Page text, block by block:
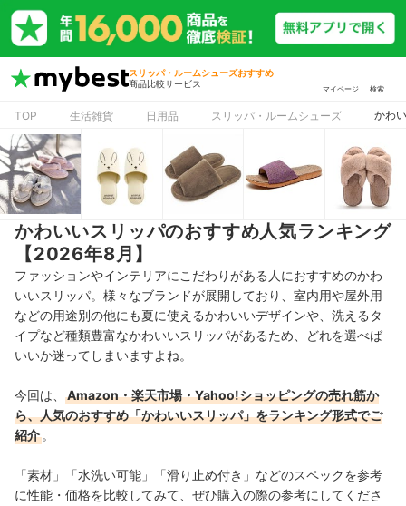
スリッパ・ルームシューズおすすめ
商品比較サービス
マイページ 検索
TOP 生活雑貨 日用品 スリッパ・ルームシューズ かわ
かわいいスリッパのおすすめ人気ランキング
【2026年8月】
ファッションやインテリアにこだわりがある人におすすめのかわ
いいスリッパ。様々なブランドが展開しており、室内用や屋外用
などの用途別の他にも夏に使えるかわいいデザインや、洗えるタ
イプなど種類豊富なかわいいスリッパがあるため、どれを選べば
いいか迷ってしまいますよね。
今回は、
Amazon・楽天市場・Yahoo!ショッピングの売れ筋か
ら、人気のおすすめ「かわいいスリッパ」をランキング形式でご
紹介 。
「素材」「水洗い可能」「滑り止め付き」などのスペックを参考
に性能・価格を比較してみて、ぜひ購入の際の参考にしてくださ